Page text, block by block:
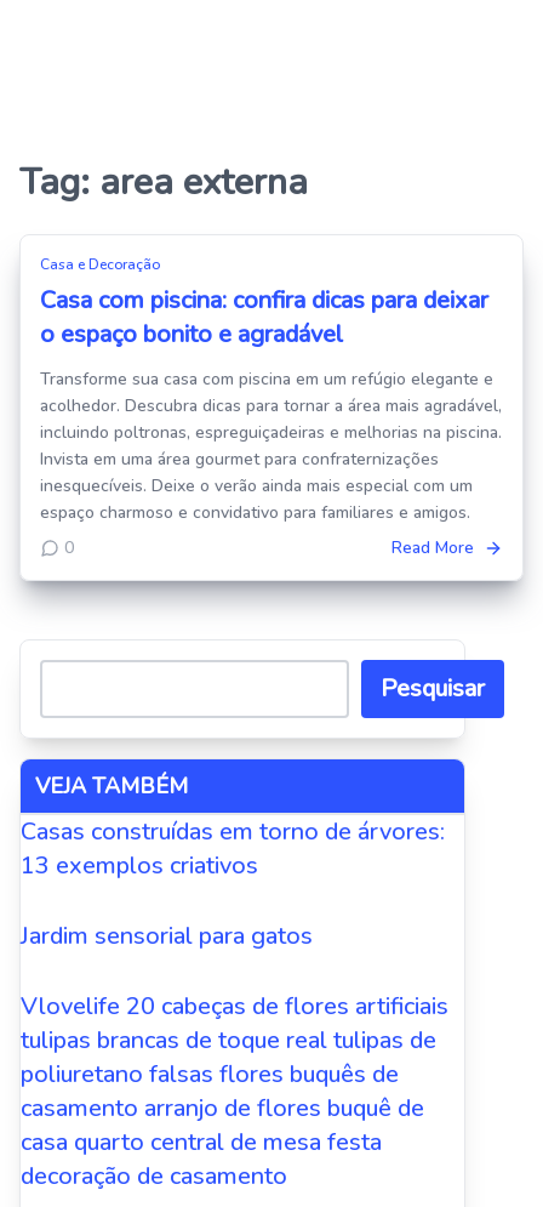
Tag: area externa
Casa e Decoração
Casa com piscina: confira dicas para deixar
o espaço bonito e agradável
Transforme sua casa com piscina em um refúgio elegante e
acolhedor. Descubra dicas para tornar a área mais agradável,
incluindo poltronas, espreguiçadeiras e melhorias na piscina.
Invista em uma área gourmet para confraternizações
inesquecíveis. Deixe o verão ainda mais especial com um
espaço charmoso e convidativo para familiares e amigos.
0
Read More
Pesquisar
VEJA TAMBÉM
Casas construídas em torno de árvores:
13 exemplos criativos
Jardim sensorial para gatos
Vlovelife 20 cabeças de flores artificiais
tulipas brancas de toque real tulipas de
poliuretano falsas flores buquês de
casamento arranjo de flores buquê de
casa quarto central de mesa festa
decoração de casamento